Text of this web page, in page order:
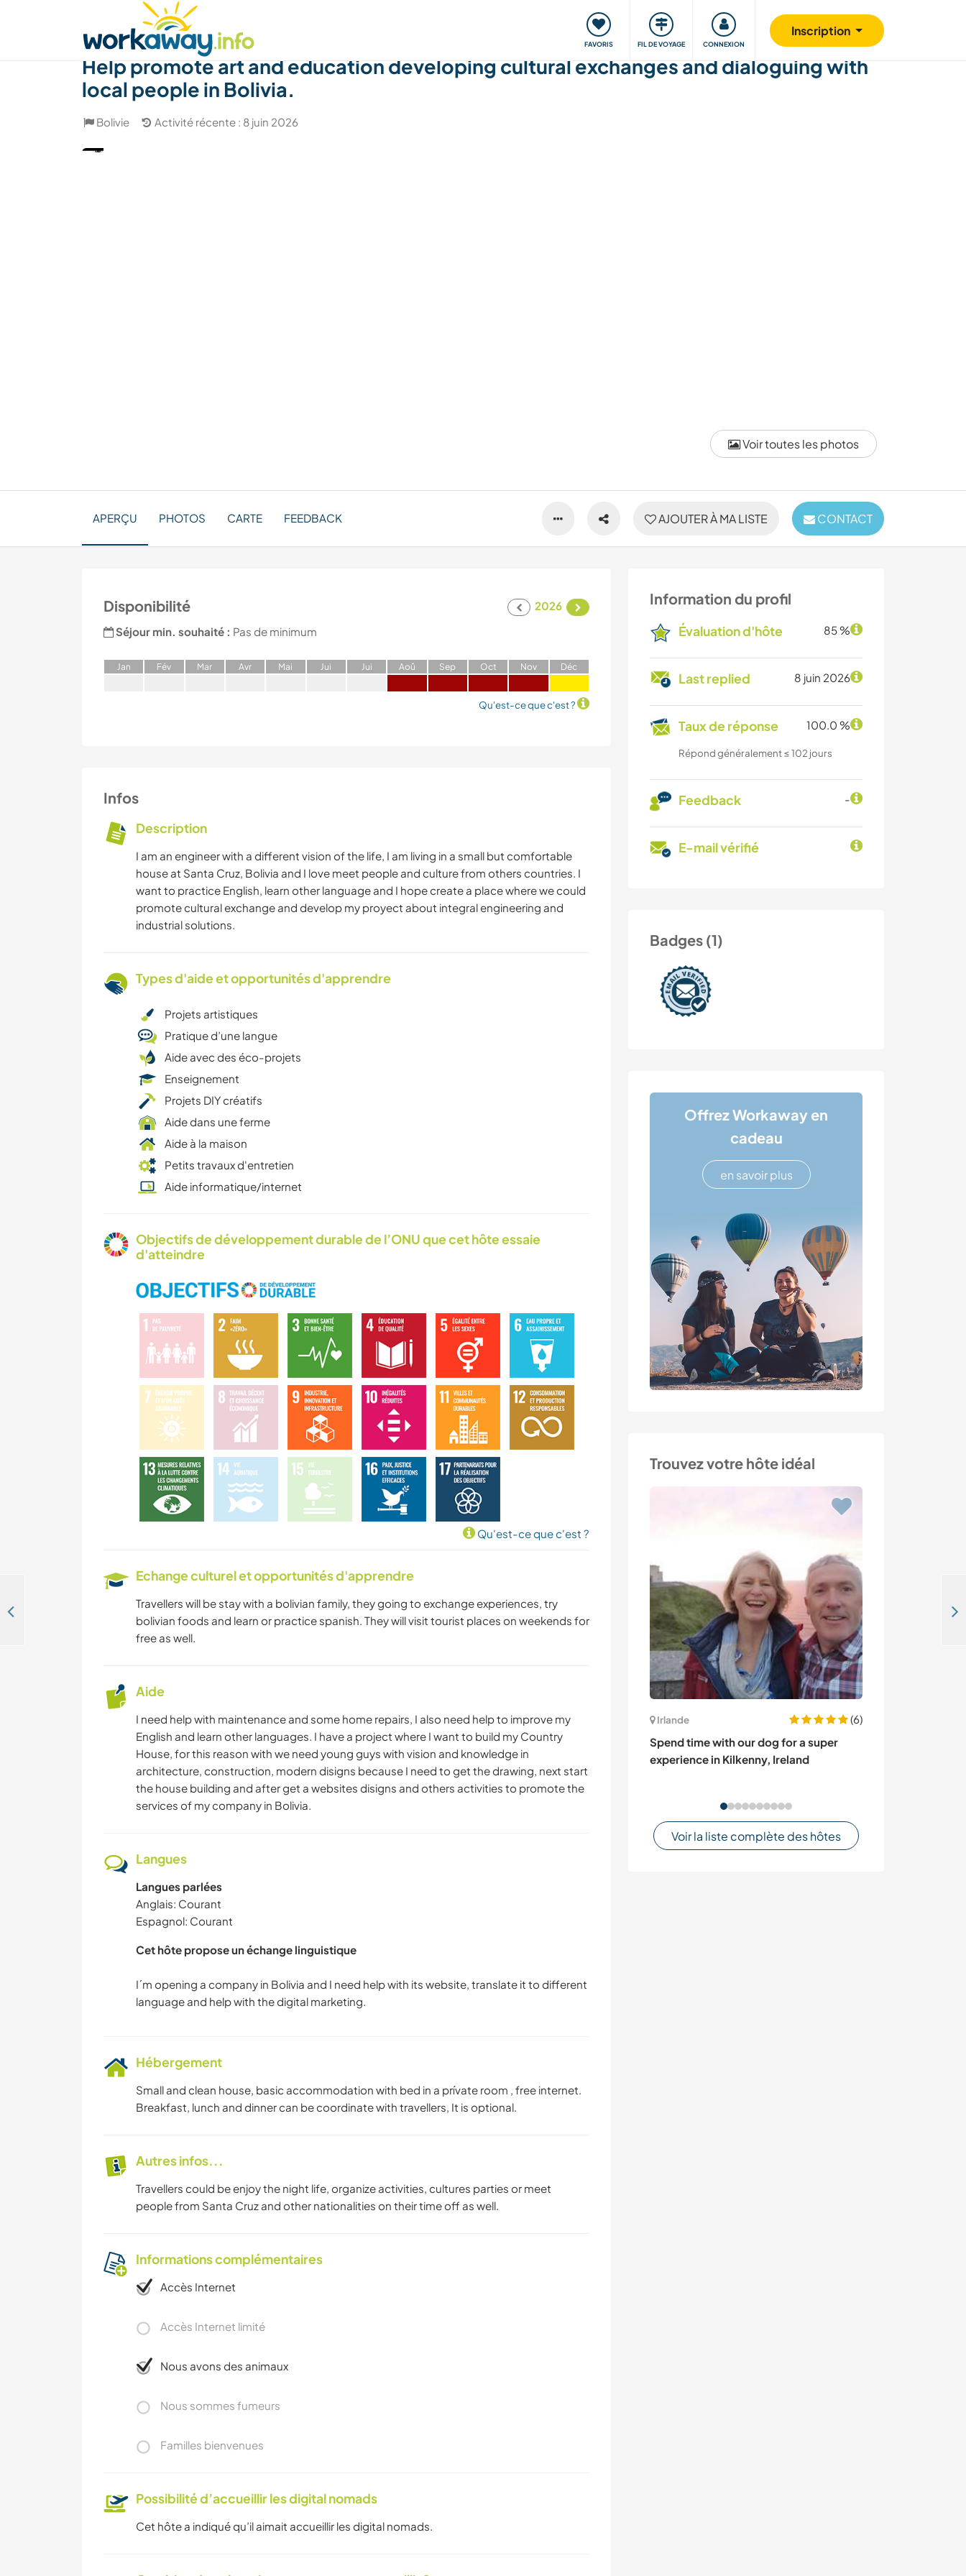
FAVORIS FIL DE VOYAGE CONNEXION
Inscription
Trouver hôte Covoyager Voyager, apprendre Communauté S'impliquer Sécurité
Voir toutes les photos
Help promote art and education developing cultural exchanges and dialoguing with
local people in Bolivia.
Bolivie Activité récente : 8 juin 2026
AJOUTER À MA LISTE CONTACT
APERÇU PHOTOS CARTE FEEDBACK
Information du profil
Évaluation d'hôte 85 %
Last replied 8 juin 2026
Taux de réponse 100.0 %
Répond généralement ≤ 102 jours
Feedback -
E-mail vérifié
Badges (1)
Offrez Workaway en
cadeau
en savoir plus
Trouvez votre hôte idéal
Irlande
(6)
Spend time with our dog for a super
experience in Kilkenny, Ireland
Voir la liste complète des hôtes
Disponibilité
2026
Séjour min. souhaité : Pas de minimum
Jan Fév Mar Avr Mai Jui Jui Aoû Sep Oct Nov Déc
Qu'est-ce que c'est ?
Infos
Description
I am an engineer with a different vision of the life, I am living in a small but comfortable
house at Santa Cruz, Bolivia and I love meet people and culture from others countries. I
want to practice English, learn other language and I hope create a place where we could
promote cultural exchange and develop my proyect about integral engineering and
industrial solutions.
Types d'aide et opportunités d'apprendre
Projets artistiques
Pratique d’une langue
Aide avec des éco-projets
Enseignement
Projets DIY créatifs
Aide dans une ferme
Aide à la maison
Petits travaux d'entretien
Aide informatique/internet
Objectifs de développement durable de l’ONU que cet hôte essaie
d'atteindre
Qu'est-ce que c'est ?
Echange culturel et opportunités d'apprendre
Travellers will be stay with a bolivian family, they going to exchange experiences, try
bolivian foods and learn or practice spanish. They will visit tourist places on weekends for
free as well.
Aide
I need help with maintenance and some home repairs, I also need help to improve my
English and learn other languages. I have a project where I want to build my Country
House, for this reason with we need young guys with vision and knowledge in
architecture, construction, modern disigns because I need to get the drawing, next start
the house building and after get a websites disigns and others activities to promote the
services of my company in Bolivia.
Langues
Langues parlées
Anglais: Courant
Espagnol: Courant
Cet hôte propose un échange linguistique
I´m opening a company in Bolivia and I need help with its website, translate it to different
Hébergement
Small and clean house, basic accommodation with bed in a prívate room , free internet.
Breakfast, lunch and dinner can be coordinate with travellers, It is optional.
Autres infos...
Travellers could be enjoy the night life, organize activities, cultures parties or meet
people from Santa Cruz and other nationalities on their time off as well.
Informations complémentaires
Accès Internet
Accès Internet limité
Nous avons des animaux
Nous sommes fumeurs
Familles bienvenues
Possibilité d’accueillir les digital nomads
Cet hôte a indiqué qu’il aimait accueillir les digital nomads.